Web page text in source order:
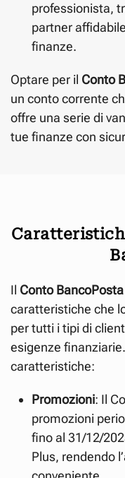
professionista,
partner
finanze.
Optare per il Conto
un conto corrente
offre una serie di
tue finanze con
Il Conto BancoPosta
caratteristiche che
per tutti i tipi di
esigenze
caratteristiche:
Promozioni: Il
promozioni
fino al 31/12/
Plus, rendendo